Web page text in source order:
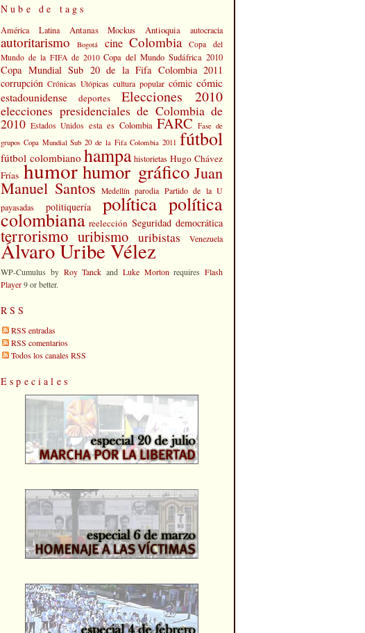
Nube de tags
América Latina Antanas Mockus Antioquia autocracia
autoritarismo Bogotá cine Colombia
Copa del
Mundo de la FIFA de 2010 Copa del Mundo Sudáfrica 2010
Copa Mundial Sub 20 de la Fifa Colombia 2011
corrupción Crónicas Utópicas cultura popular cómic cómic
estadounidense
deportes Elecciones 2010
elecciones presidenciales de Colombia de
2010 Estados Unidos esta es Colombia FARC Fase de
grupos Copa Mundial Sub 20 de la Fifa Colombia 2011 fútbol
fútbol colombiano hampa historietas Hugo Chávez
Frías humorhumor gráfico Juan
Manuel Santos Medellín parodia Partido de la U
payasadas
politiquería política política
colombiana reelección Seguridad democrática
terrorismo uribismo uribistas Venezuela
Álvaro Uribe Vélez
WP-Cumulus by Roy Tanck and Luke Morton requires Flash
Player9 or better.
RSS
RSS entradas
RSS comentarios
Todos los canales RSS
Especiales